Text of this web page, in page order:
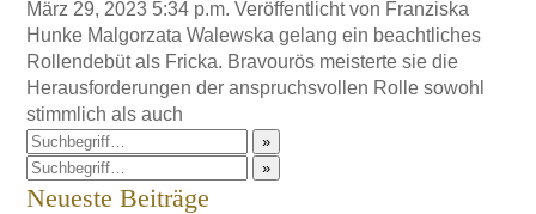
März 29, 2023 5:34 p.m. Veröffentlicht von Franziska
Hunke Malgorzata Walewska gelang ein beachtliches
Rollendebüt als Fricka. Bravourös meisterte sie die
Herausforderungen der anspruchsvollen Rolle sowohl
stimmlich als auch
»
»
Neueste Beiträge